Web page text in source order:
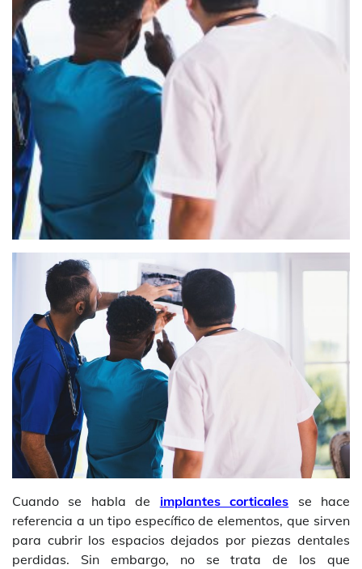
Cuando se habla de implantes corticales se hace
referencia a un tipo específico de elementos, que sirven
para cubrir los espacios dejados por piezas dentales
perdidas. Sin embargo, no se trata de los que